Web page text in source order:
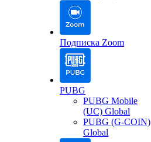
Подписка Zoom
PUBG
PUBG Mobile
(UC) Global
PUBG (G-COIN)
Global